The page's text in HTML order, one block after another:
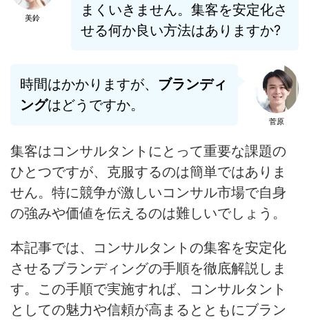
美鈴
まくいきません。集客を安定化さ
せる何か良い方法はありますか?
菅原
時間はかかりますが、 ブランディ
ングはどうですか。
集客はコンサルタントにとって重要な課題の
ひとつですが、克服するのは簡単ではありま
せん。特に競争が激しいコンサル市場で自身
の強みや価値を伝えるのは難しいでしょう。
本記事では、コンサルタントの集客を安定化
させるブランディングの手順を徹底解説しま
す。この手順で実施すれば、コンサルタント
としての魅力や信頼が高まるとともにブラン